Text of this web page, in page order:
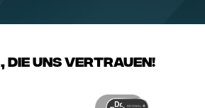
, die uns vertrauen!